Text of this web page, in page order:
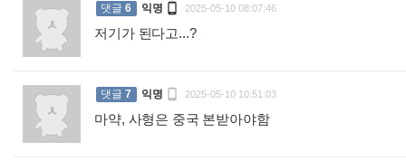
댓글 6 익명  2025-05-10 08:07:46
저기가 된다고...?
댓글 7 익명  2025-05-10 10:51:03
마약, 사형은 중국 본받아야함